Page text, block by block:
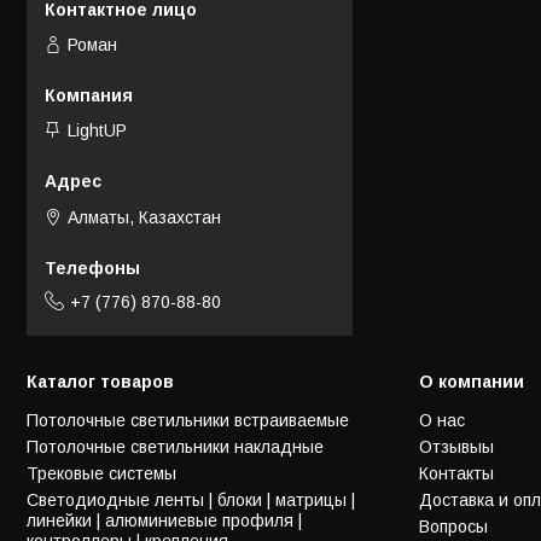
Роман
LightUP
Алматы, Казахстан
+7 (776) 870-88-80
Каталог товаров
Потолочные светильники встраиваемые
Потолочные светильники накладные
Трековые системы
Светодиодные ленты | блоки | матрицы |
линейки | алюминиевые профиля |
О компании
О нас
Отзывыы
Контакты
Доставка и
Вопросы